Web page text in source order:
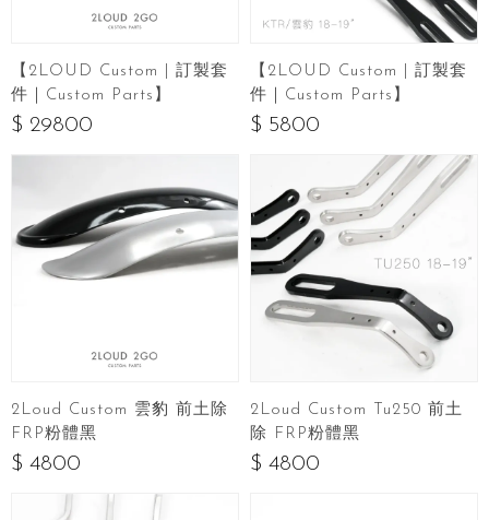
【2LOUD Custom | 訂製套
件｜Custom Parts】
$ 29800
【2LOUD Custom | 訂製套
件｜Custom Parts】
$ 5800
2Loud Custom 雲豹 前土除
FRP粉體黑
$ 4800
2Loud Custom Tu250 前土
除 FRP粉體黑
$ 4800